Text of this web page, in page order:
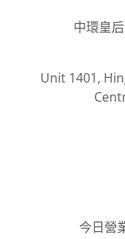
中環皇
Unit 1401,
今日營